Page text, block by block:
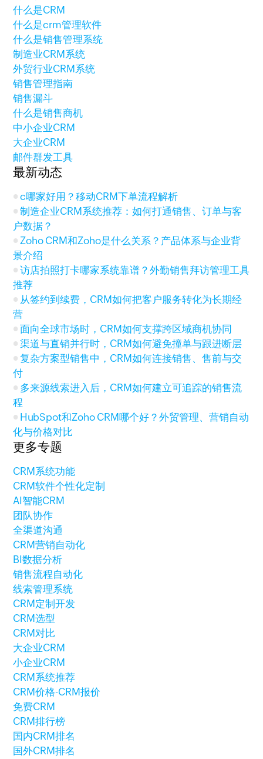
什么是CRM
什么是crm管理软件
什么是销售管理系统
制造业CRM系统
外贸行业CRM系统
销售管理指南
销售漏斗
什么是销售商机
中小企业CRM
大企业CRM
邮件群发工具
最新动态
c哪家好用？移动CRM下单流程解析
制造企业CRM系统推荐：如何打通销售、订单与客
户数据？
Zoho CRM和Zoho是什么关系？产品体系与企业背
景介绍
访店拍照打卡哪家系统靠谱？外勤销售拜访管理工具
推荐
从签约到续费，CRM如何把客户服务转化为长期经
营
面向全球市场时，CRM如何支撑跨区域商机协同
渠道与直销并行时，CRM如何避免撞单与跟进断层
复杂方案型销售中，CRM如何连接销售、售前与交
付
多来源线索进入后，CRM如何建立可追踪的销售流
程
HubSpot和Zoho CRM哪个好？外贸管理、营销自动
化与价格对比
更多专题
CRM系统功能
CRM软件个性化定制
AI智能CRM
团队协作
全渠道沟通
CRM营销自动化
BI数据分析
销售流程自动化
线索管理系统
CRM定制开发
CRM选型
CRM对比
大企业CRM
小企业CRM
CRM系统推荐
CRM价格-CRM报价
免费CRM
CRM排行榜
国内CRM排名
国外CRM排名